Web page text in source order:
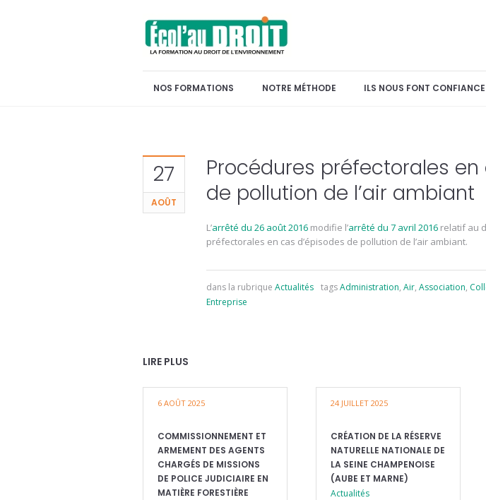
NOS FORMATIONS NOTRE MÉTHODE ILS NOUS FONT CONFIANCE
27
AOÛT
Procédures préfectorales en
de pollution de l’air ambiant
L’arrêté du 26 août 2016 modifie l’arrêté du 7 avril 2016 relatif au
préfectorales en cas d’épisodes de pollution de l’air ambiant.
dans la rubrique Actualités tagsAdministration, Air, Association,
Entreprise
LIRE PLUS
6 AOÛT 2025
COMMISSIONNEMENT ET
ARMEMENT DES AGENTS
CHARGÉS DE MISSIONS
DE POLICE JUDICIAIRE EN
MATIÈRE FORESTIÈRE
24 JUILLET 2025
CRÉATION DE LA RÉSERVE
NATURELLE NATIONALE DE
LA SEINE CHAMPENOISE
(AUBE ET MARNE)
Actualités